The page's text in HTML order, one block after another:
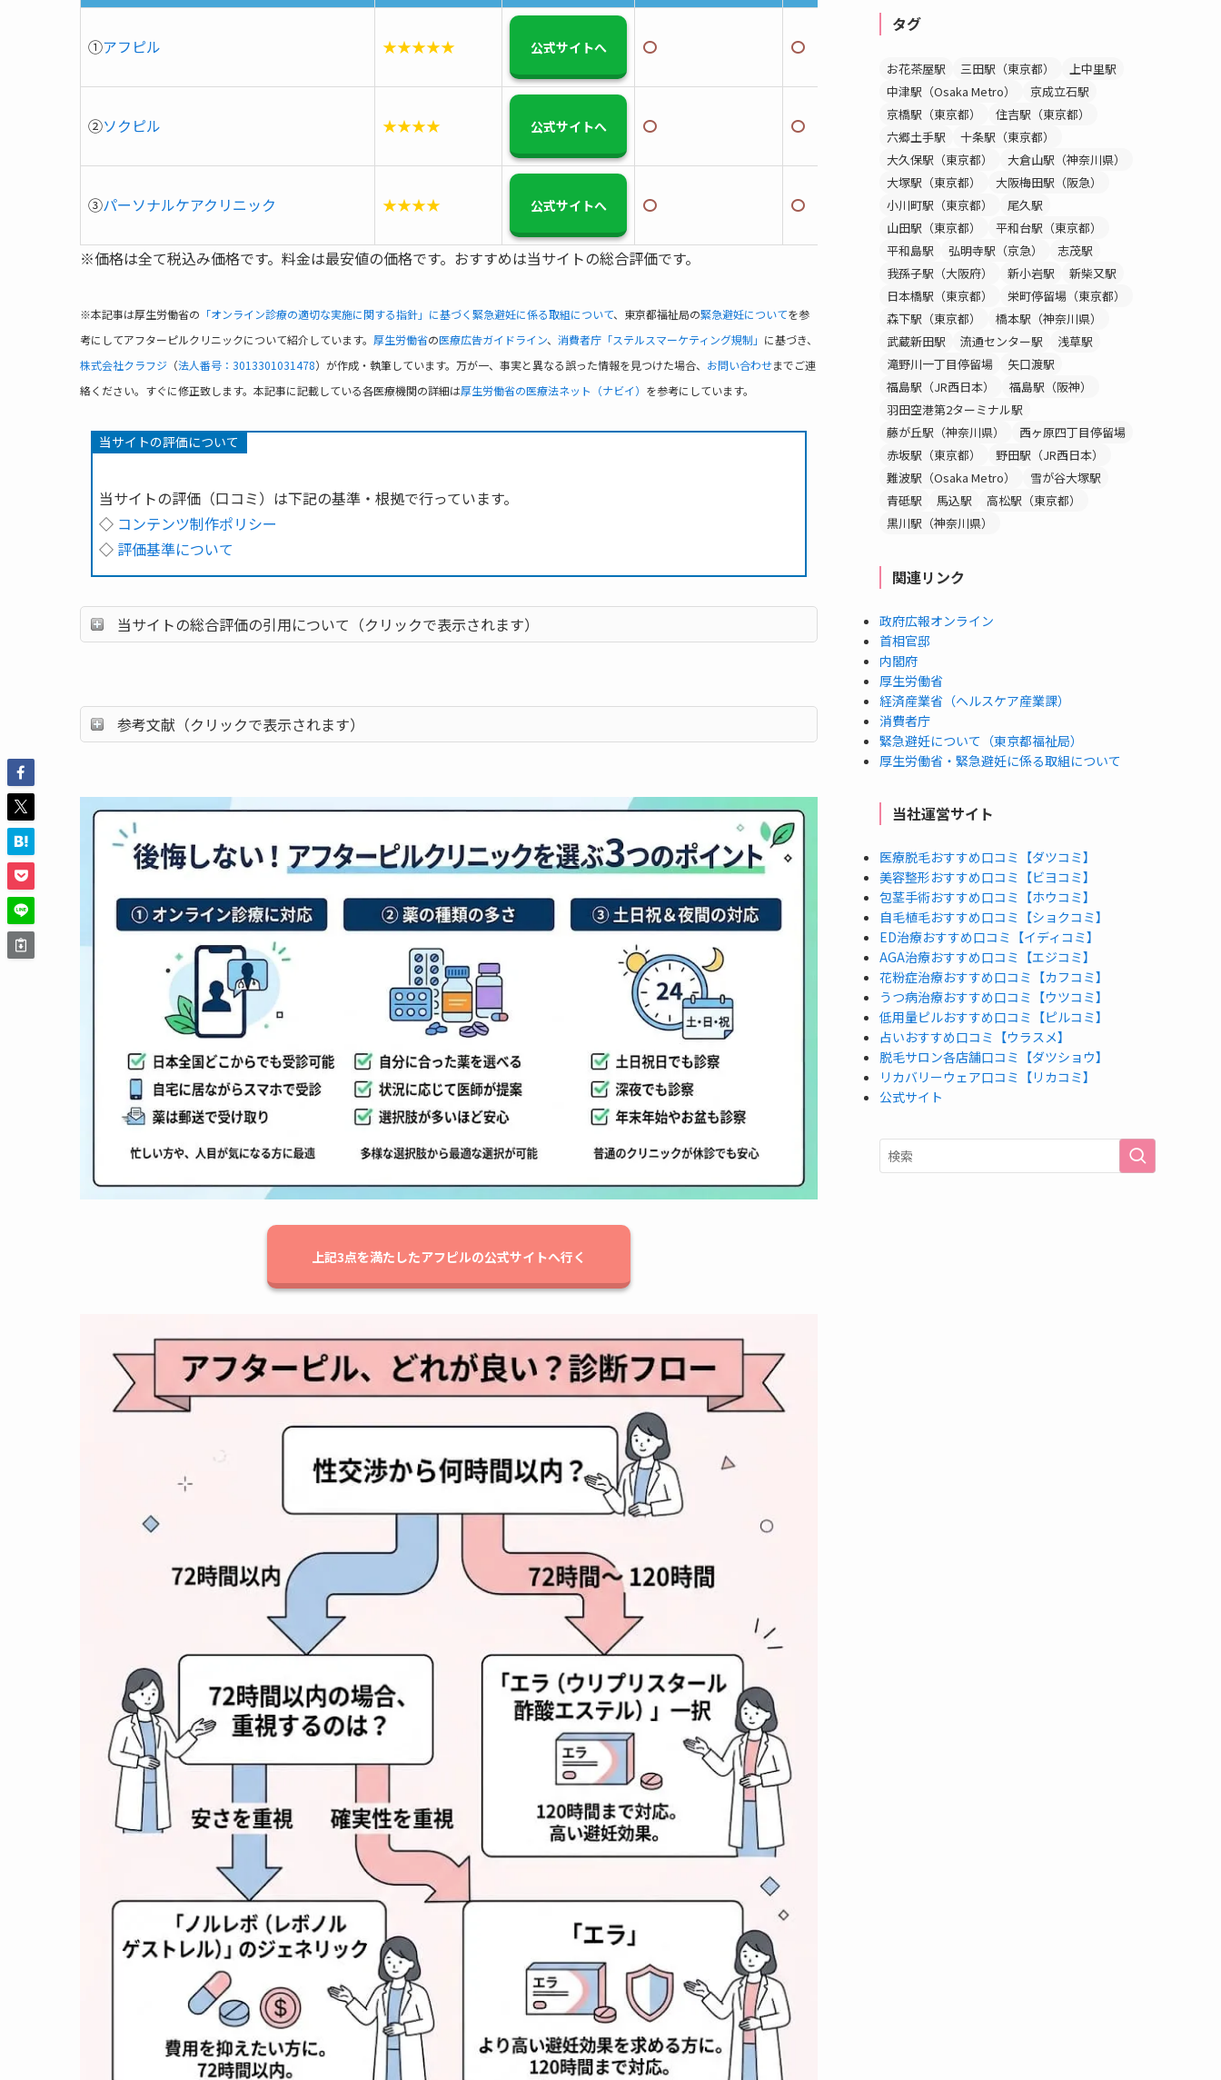
①アフピル ★★★★★ 公式サイトへ 〇 〇
②ソクピル ★★★★ 公式サイトへ 〇 〇 〇 8,800円~
③パーソナルケアクリニック ★★★★ 公式サイトへ 〇 〇 〇
※価格は全て税込み価格です。料金は最安値の価格です。おすすめは当サイトの総合評価です。
※本記事は厚生労働省の 「オンライン診療の適切な実施に関する指針」に基づく緊急避妊に係る取組について、東京都福祉局の緊急避妊についてを参
考にしてアフターピルクリニックについて紹介しています。 厚生労働省の医療広告ガイドライン、 消費者庁「ステルスマーケティング規制」 に基づき、
株式会社クラフジ （法人番号：3013301031478）が作成・執筆しています。万が一、事実と異なる誤った情報を見つけた場合、 お問い合わせまでご連
絡ください。すぐに修正致します。本記事に記載している各医療機関の詳細は厚生労働省の医療法ネット（ナビイ） を参考にしています。
当サイトの評価について
当サイトの評価（口コミ）は下記の基準・根拠で行っています。
◇ コンテンツ制作ポリシー
◇ 評価基準について
当サイトの総合評価の引用について（クリックで表示されます）
参考文献（クリックで表示されます）
上記3点を満たしたアフピルの公式サイトへ行く
リ
ー タグ
お花茶屋駅 三田駅（東京都）
上中里駅
中津駅（Osaka Metro）
京成立石駅
京橋駅（東京都）
住吉駅（東京都）
六郷土手駅
十条駅（東京都）
大久保駅（東京都）
大倉山駅（神奈川県）
大塚駅（東京都）
大阪梅田駅（阪急）
小川町駅（東京都）
尾久駅
山田駅（東京都）
平和台駅（東京都）
平和島駅
弘明寺駅（京急）
志茂駅
我孫子駅（大阪府）
新小岩駅
新柴又駅
日本橋駅（東京都）
栄町停留場（東京都）
森下駅（東京都）
橋本駅（神奈川県）
武蔵新田駅
流通センター駅
浅草駅
滝野川一丁目停留場
矢口渡駅
福島駅（JR西日本）
福島駅（阪神）
羽田空港第2ターミナル駅
藤が丘駅（神奈川県）
西ヶ原四丁目停留場
赤坂駅（東京都）
野田駅（JR西日本）
難波駅（Osaka Metro）
雪が谷大塚駅
青砥駅
馬込駅
高松駅（東京都）
黒川駅（神奈川県）
関連リンク
政府広報オンライン
首相官邸
内閣府
厚生労働省
経済産業省（ヘルスケア産業課）
消費者庁
緊急避妊について（東京都福祉局）
厚生労働省・緊急避妊に係る取組について
当社運営サイト
医療脱毛おすすめ口コミ【ダツコミ】
美容整形おすすめ口コミ【ビヨコミ】
包茎手術おすすめ口コミ【ホウコミ】
自毛植毛おすすめ口コミ【ショクコミ】
ED治療おすすめ口コミ【イディコミ】
AGA治療おすすめ口コミ【エジコミ】
花粉症治療おすすめ口コミ【カフコミ】
うつ病治療おすすめ口コミ【ウツコミ】
低用量ピルおすすめ口コミ【ピルコミ】
占いおすすめ口コミ【ウラスメ】
脱毛サロン各店舗口コミ【ダツショウ】
リカバリーウェア口コミ【リカコミ】
公式サイト